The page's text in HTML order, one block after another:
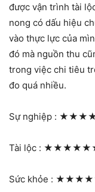
được vận trình tài
nong có dấu hiệu
vào thực lực của
đó mà nguồn thu
trong việc chi tiêu
đo quá nhiều.
Sự nghiệp :
Tài lộc :
Sức khỏe :